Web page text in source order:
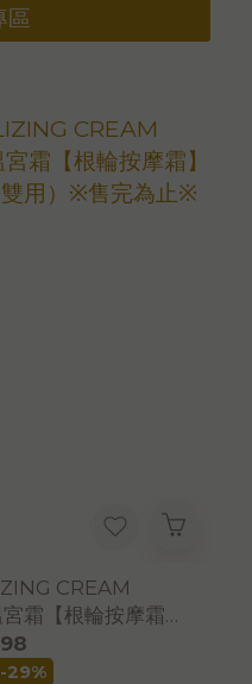
區
CREAM
霜【根輪按摩霜】
用）※售完為止※
-29%